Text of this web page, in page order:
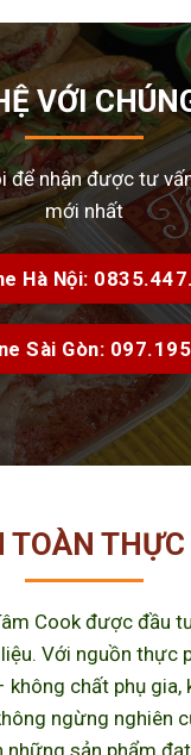
VỚI
để nhận được tư
mới nhất
Hà Nội:
Sài Gòn:
TOÀN
Cook được đầu
Với nguồn thực
không chất phụ gia,
ngừng nghiên